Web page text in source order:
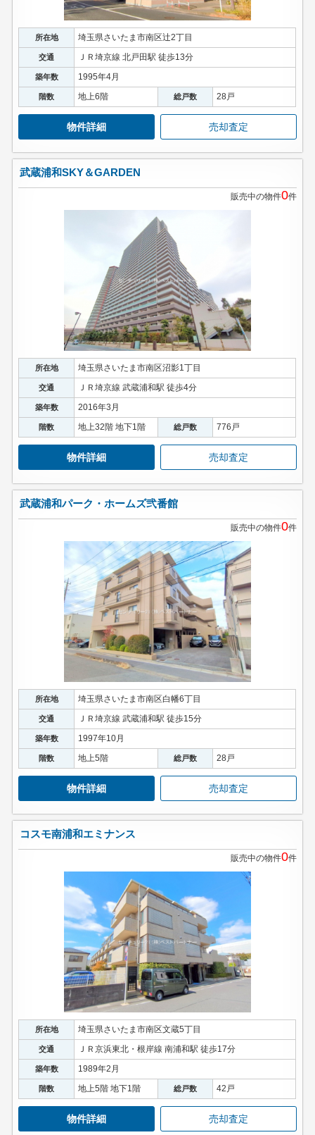
所在地 埼玉県さいたま市南区辻2丁目
交通 ＪＲ埼京線 北戸田駅 徒歩13分
築年数 1995年4月
階数 地上6階 総戸数 28戸
物件詳細 売却査定
武蔵浦和SKY＆GARDEN
販売中の物件0件
所在地 埼玉県さいたま市南区沼影1丁目
交通 ＪＲ埼京線 武蔵浦和駅 徒歩4分
築年数 2016年3月
階数 地上32階 地下1階 総戸数 776戸
物件詳細 売却査定
武蔵浦和パーク・ホームズ弐番館
販売中の物件0件
所在地 埼玉県さいたま市南区白幡6丁目
交通 ＪＲ埼京線 武蔵浦和駅 徒歩15分
築年数 1997年10月
階数 地上5階 総戸数 28戸
物件詳細 売却査定
コスモ南浦和エミナンス
販売中の物件0件
所在地 埼玉県さいたま市南区文蔵5丁目
交通 ＪＲ京浜東北・根岸線 南浦和駅 徒歩17分
築年数 1989年2月
階数 地上5階 地下1階 総戸数 42戸
物件詳細 売却査定